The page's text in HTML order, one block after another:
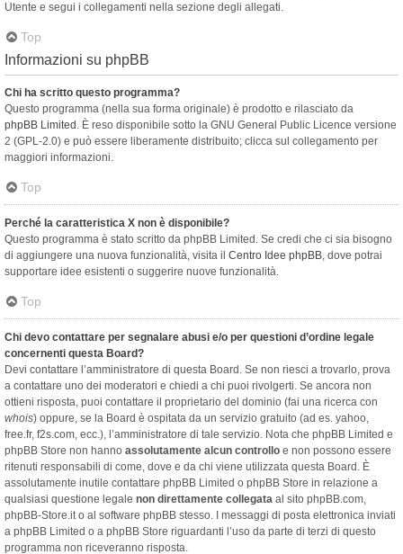
Utente e segui i collegamenti nella sezione degli allegati.
Top
Informazioni su phpBB
Chi ha scritto questo programma?
Questo programma (nella sua forma originale) è prodotto e rilasciato da
phpBB Limited . È reso disponibile sotto la GNU General Public Licence versione
2 (GPL-2.0) e può essere liberamente distribuito; clicca sul collegamento per
maggiori informazioni.
Top
Perché la caratteristica X non è disponibile?
Questo programma è stato scritto da phpBB Limited. Se credi che ci sia bisogno
di aggiungere una nuova funzionalità, visita il Centro Idee phpBB, dove potrai
supportare idee esistenti o suggerire nuove funzionalità.
Top
Chi devo contattare per segnalare abusi e/o per questioni d’ordine legale
concernenti questa Board?
Devi contattare l’amministratore di questa Board. Se non riesci a trovarlo, prova
a contattare uno dei moderatori e chiedi a chi puoi rivolgerti. Se ancora non
ottieni risposta, puoi contattare il proprietario del dominio (fai una ricerca con
whois) oppure, se la Board è ospitata da un servizio gratuito (ad es. yahoo,
free.fr, f2s.com, ecc.), l’amministratore di tale servizio. Nota che phpBB Limited e
phpBB Store non hanno assolutamente alcun controllo e non possono essere
ritenuti responsabili di come, dove e da chi viene utilizzata questa Board. È
assolutamente inutile contattare phpBB Limited o phpBB Store in relazione a
qualsiasi questione legale non direttamente collegata al sito phpBB.com,
phpBB-Store.it o al software phpBB stesso. I messaggi di posta elettronica inviati
a phpBB Limited o a phpBB Store riguardanti l’uso da parte di terzi di questo
programma non riceveranno risposta.